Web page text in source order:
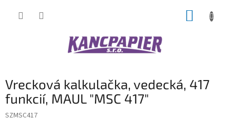
Vrecková kalkulačka, vedecká, 417
funkcií, MAUL "MSC 417"
SZMSC417